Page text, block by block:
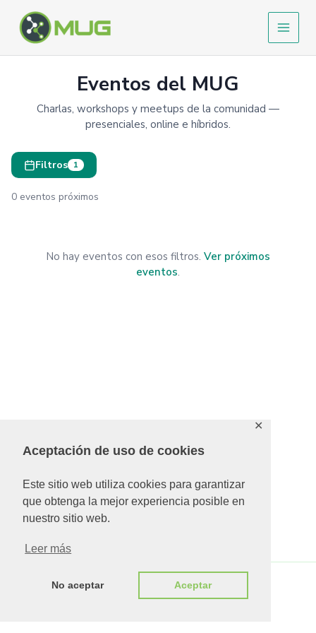
Aceptación de uso de cookies
Este sitio web utiliza cookies para garantizar
que obtenga la mejor experiencia posible en
nuestro sitio web.
Leer más
No aceptar Aceptar
✕
contenido
Eventos del MUG
Charlas, workshops y meetups de la comunidad —
presenciales, online e híbridos.
Filtros 1
0 eventos próximos
No hay eventos con esos filtros. Ver próximos
eventos.
Copyright © 2026 MUG